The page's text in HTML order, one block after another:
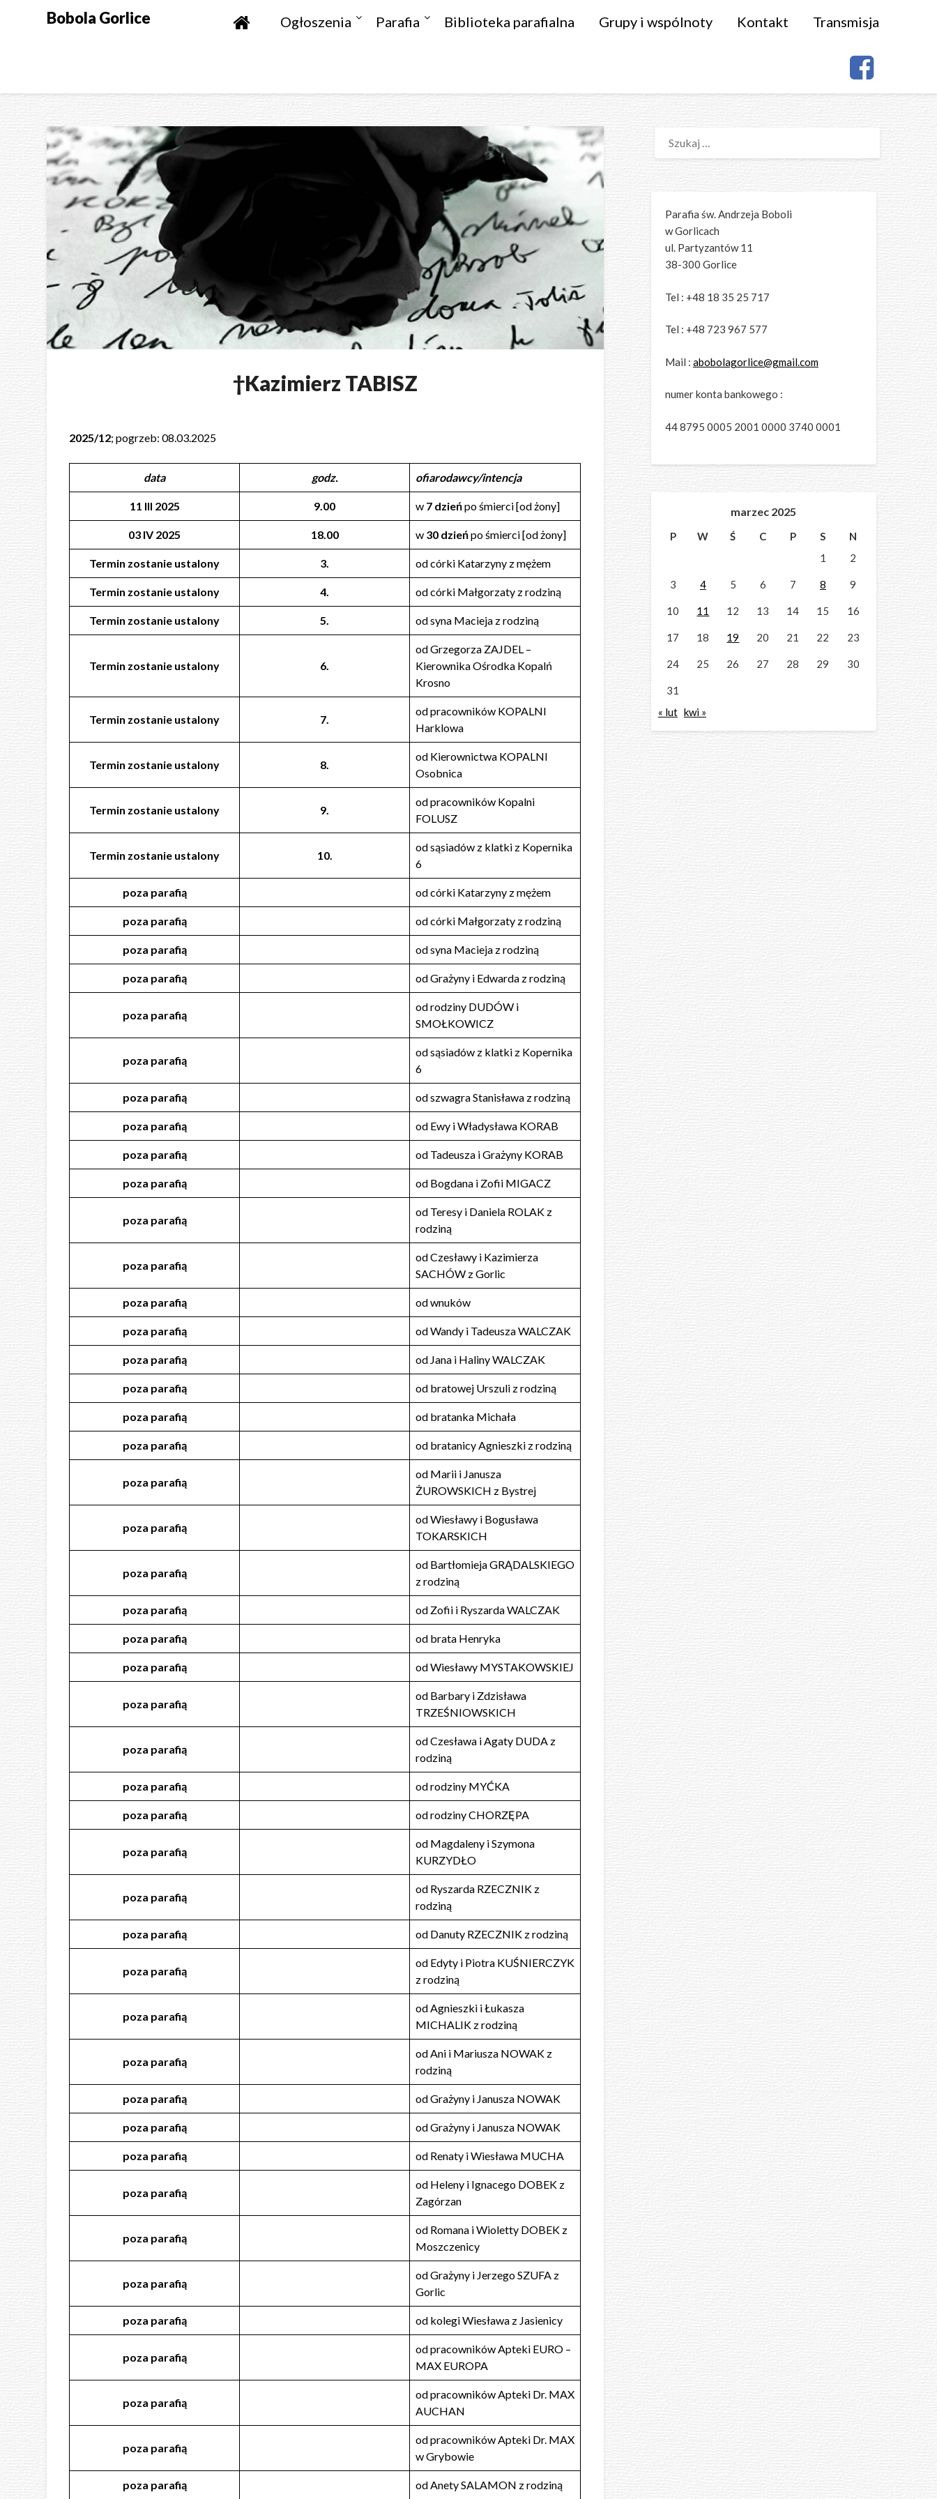
Bobola Gorlice Ogłoszenia Parafia Biblioteka parafialna Grupy i wspólnoty Kontakt Transmisja
†Kazimierz TABISZ
2025/12; pogrzeb: 08.03.2025
data godz. ofiarodawcy/intencja
11 III 2025 9.00 w 7 dzieńpo śmierci [od żony]
03 IV 2025 18.00 w 30 dzieńpo śmierci [od żony]
Termin zostanie ustalony 3. od córki Katarzyny z mężem
Termin zostanie ustalony 4. od córki Małgorzaty z rodziną
Termin zostanie ustalony 5. od syna Macieja z rodziną
Termin zostanie ustalony 6.
od Grzegorza ZAJDEL –
Kierownika Ośrodka Kopalń
Krosno
Termin zostanie ustalony 7.
od pracowników KOPALNI
Harklowa
Termin zostanie ustalony 8.
od Kierownictwa KOPALNI
Osobnica
Termin zostanie ustalony 9.
od pracowników Kopalni
FOLUSZ
Termin zostanie ustalony 10.
od sąsiadów z klatki z Kopernika
6
poza parafią od córki Katarzyny z mężem
poza parafią od córki Małgorzaty z rodziną
poza parafią od syna Macieja z rodziną
poza parafią od Grażyny i Edwarda z rodziną
poza parafią
od rodziny DUDÓW i
SMOŁKOWICZ
poza parafią
od sąsiadów z klatki z Kopernika
6
poza parafią od szwagra Stanisława z rodziną
poza parafią od Ewy i Władysława KORAB
poza parafią od Tadeusza i Grażyny KORAB
poza parafią od Bogdana i Zofii MIGACZ
poza parafią
od Teresy i Daniela ROLAK z
rodziną
poza parafią
od Czesławy i Kazimierza
SACHÓW z Gorlic
poza parafią od wnuków
poza parafią od Wandy i Tadeusza WALCZAK
poza parafią od Jana i Haliny WALCZAK
poza parafią od bratowej Urszuli z rodziną
poza parafią od bratanka Michała
poza parafią od bratanicy Agnieszki z rodziną
poza parafią
od Marii i Janusza
ŻUROWSKICH z Bystrej
poza parafią
od Wiesławy i Bogusława
TOKARSKICH
poza parafią
od Bartłomieja GRĄDALSKIEGO
z rodziną
poza parafią od Zofii i Ryszarda WALCZAK
poza parafią od brata Henryka
poza parafią od Wiesławy MYSTAKOWSKIEJ
poza parafią
od Barbary i Zdzisława
TRZEŚNIOWSKICH
poza parafią
od Czesława i Agaty DUDA z
rodziną
poza parafią od rodziny MYĆKA
poza parafią od rodziny CHORZĘPA
poza parafią
od Magdaleny i Szymona
KURZYDŁO
poza parafią
od Ryszarda RZECZNIK z
rodziną
poza parafią od Danuty RZECZNIK z rodziną
poza parafią
od Edyty i Piotra KUŚNIERCZYK
z rodziną
poza parafią
od Agnieszki i Łukasza
MICHALIK z rodziną
poza parafią
od Ani i Mariusza NOWAK z
rodziną
poza parafią od Grażyny i Janusza NOWAK
poza parafią od Grażyny i Janusza NOWAK
poza parafią od Renaty i Wiesława MUCHA
poza parafią
od Heleny i Ignacego DOBEK z
Zagórzan
poza parafią
od Romana i Wioletty DOBEK z
Moszczenicy
poza parafią
od Grażyny i Jerzego SZUFA z
Gorlic
poza parafią od kolegi Wiesława z Jasienicy
poza parafią
od pracowników Apteki EURO –
MAX EUROPA
poza parafią
od pracowników Apteki Dr. MAX
AUCHAN
poza parafią
od pracowników Apteki Dr. MAX
w Grybowie
poza parafią od Anety SALAMON z rodziną
Parafia św. Andrzeja Boboli
w Gorlicach
ul. Partyzantów 11
38-300 Gorlice
Tel : +48 18 35 25 717
Tel : +48 723 967 577
Mail : abobolagorlice@gmail.com
numer konta bankowego :
44 8795 0005 2001 0000 3740 0001
marzec 2025
P W Ś C P S
N
1
2
3 4 5 6 7 8 9
10 11 12 13 14 15 16
17 18 19 20 21 22 23
24 25 26 27 28 29 30
31
« lut kwi »